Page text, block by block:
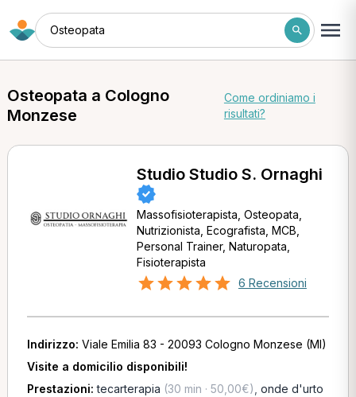
Osteopata
Osteopata a Cologno
Monzese
Come ordiniamo i
risultati?
Studio Studio S. Ornaghi
Massofisioterapista, Osteopata,
Nutrizionista, Ecografista, MCB,
Personal Trainer, Naturopata,
Fisioterapista
6 Recensioni
Indirizzo: Viale Emilia 83 - 20093 Cologno Monzese (MI)
Visite a domicilio disponibili!
Prestazioni:tecarterapia (30 min · 50,00€) onde d'urto